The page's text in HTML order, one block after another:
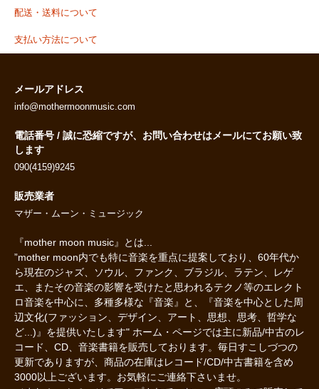
配送・送料について
支払い方法について
メールアドレス
info@mothermoonmusic.com
電話番号 / 誠に恐縮ですが、お問い合わせはメールにてお願い致
します
090(4159)9245
販売業者
マザー・ムーン・ミュージック
『mother moon music』とは...
”mother moon内でも特に音楽を重点に提案しており、60年代か
ら現在のジャズ、ソウル、ファンク、ブラジル、ラテン、レゲ
エ、またその音楽の影響を受けたと思われるテクノ等のエレクト
ロ音楽を中心に、多種多様な『音楽』と、『音楽を中心とした周
辺文化(ファッション、デザイン、アート、思想、思考、哲学な
ど...)』を提供いたします" ホーム・ページでは主に新品/中古のレ
コード、CD、音楽書籍を販売しております。毎日すこしづつの
更新でありますが、商品の在庫はレコード/CD/中古書籍を含め
3000以上ございます。お気軽にご連絡下さいませ。